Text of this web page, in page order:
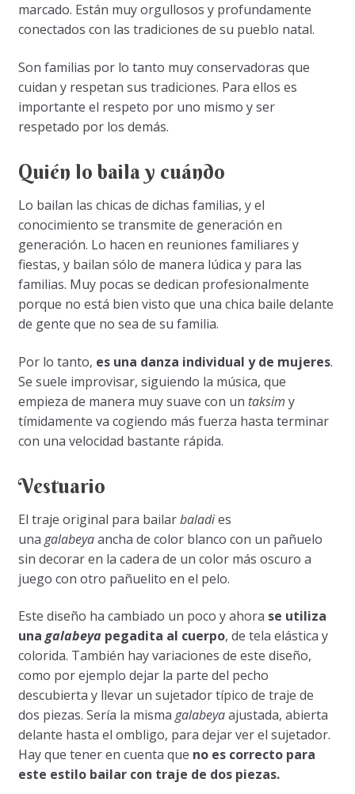
marcado. Están muy orgullosos y profundamente
conectados con las tradiciones de su pueblo natal.
Son familias por lo tanto muy conservadoras que
cuidan y respetan sus tradiciones. Para ellos es
importante el respeto por uno mismo y ser
respetado por los demás.
Quién lo baila y cuándo
Lo bailan las chicas de dichas familias, y el
conocimiento se transmite de generación en
generación. Lo hacen en reuniones familiares y
fiestas, y bailan sólo de manera lúdica y para las
familias. Muy pocas se dedican profesionalmente
porque no está bien visto que una chica baile delante
de gente que no sea de su familia.
Por lo tanto, es una danza individual y de mujeres.
Se suele improvisar, siguiendo la música, que
empieza de manera muy suave con un taksim y
tímidamente va cogiendo más fuerza hasta terminar
con una velocidad bastante rápida.
Vestuario
El traje original para bailarbaladies
una galabeyaancha de color blanco con un pañuelo
sin decorar en la cadera de un color más oscuro a
juego con otro pañuelito en el pelo.
Este diseño ha cambiado un poco y ahora se utiliza
unagalabeyapegadita al cuerpo, de tela elástica y
colorida. También hay variaciones de este diseño,
como por ejemplo dejar la parte del pecho
descubierta y llevar un sujetador típico de traje de
dos piezas. Sería la mismagalabeyaajustada, abierta
delante hasta el ombligo, para dejar ver el sujetador.
Hay que tener en cuenta que no es correcto para
este estilo bailar con traje de dos piezas.